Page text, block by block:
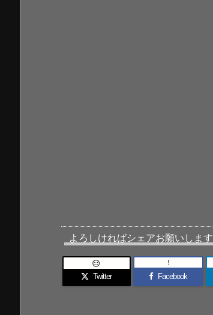
よろしければシェアお願いします
Twitter

Facebook
!